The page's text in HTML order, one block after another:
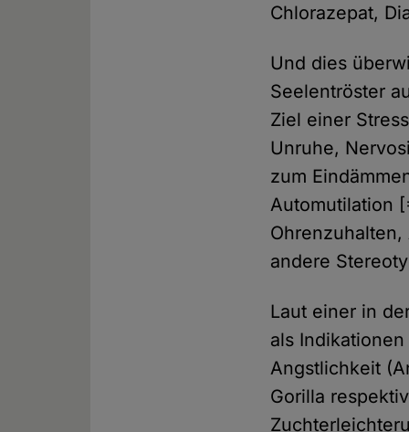
Chlorazepat,
Und dies
Seelentröster
Ziel einer
Unruhe,
zum
Automutilation
andere
Laut einer in
als
Angstlichkeit
Gorilla